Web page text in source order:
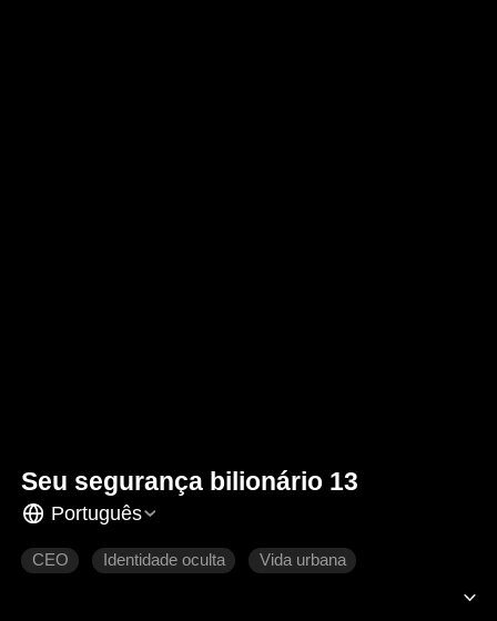
Seu segurança bilionário 13
Português
CEO Identidade oculta Vida urbana